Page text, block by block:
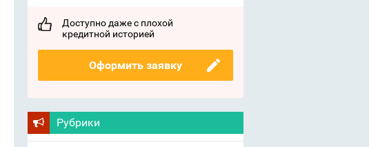
Доступно даже с плохой
кредитной историей
Оформить заявку
Рубрики